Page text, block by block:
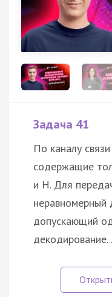
Задача 41
По каналу
содержащие
и H. Для
неравномерный
допускающий